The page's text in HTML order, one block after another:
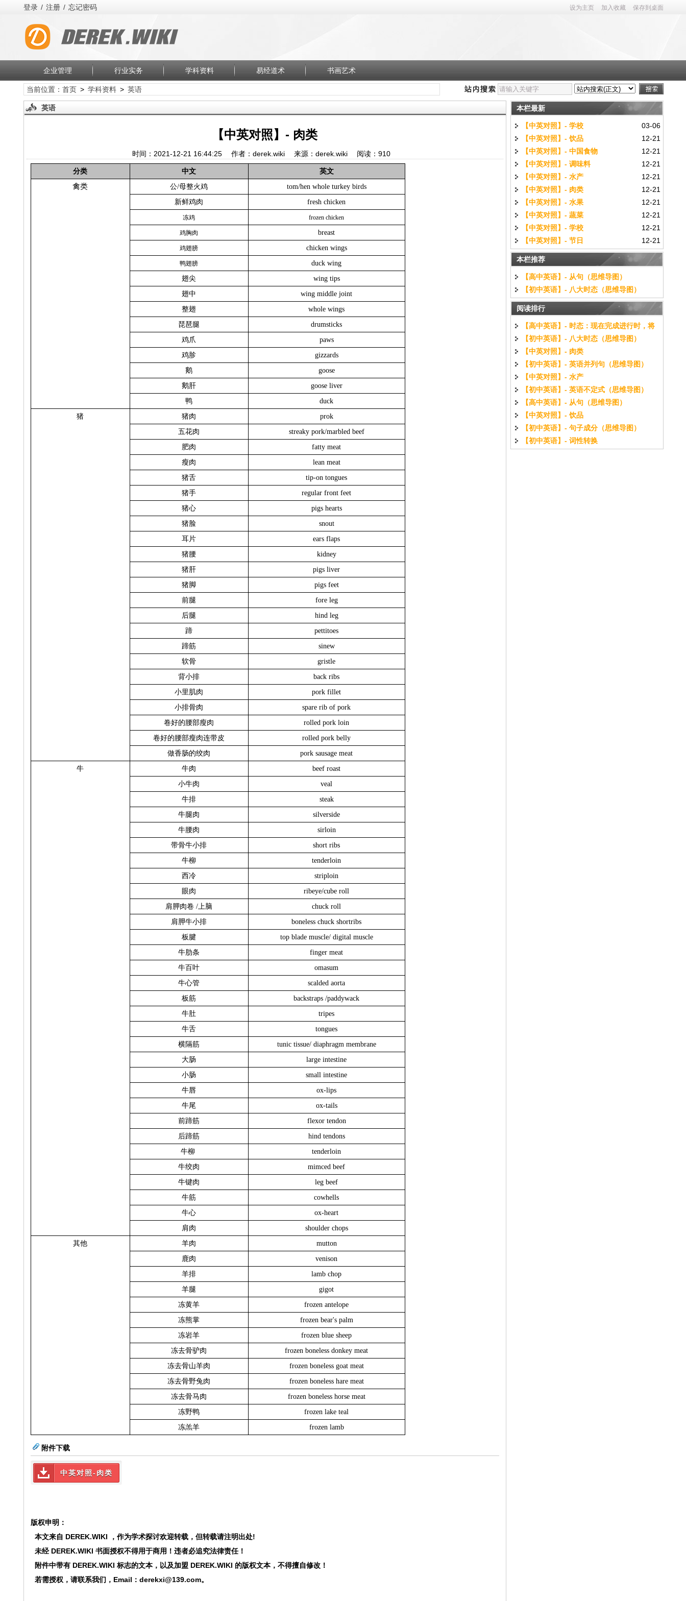
登录 / 注册 / 忘记密码 设为主页 加入收藏 保存到桌面
企业管理 行业实务 学科资料 易经道术 书画艺术
当前位置： 首页> 学科资料> 英语
英语
【中英对照】- 肉类
时间：2021-12-21 16:44:25 作者：derek.wiki 来源：derek.wiki 阅读： 910
分类 中文 英文
禽类 公/母整火鸡 tom/hen whole turkey birds
新鲜鸡肉
fresh chicken
冻鸡 frozen chicken
鸡胸肉 breast
鸡翅膀 chicken wings
鸭翅膀
duck wing
翅尖
wing tips
翅中
wing middle joint
整翅
whole wings
琵琶腿
drumsticks
鸡爪
paws
鸡胗
gizzards
鹅
goose
鹅肝
goose liver
鸭
duck
猪
猪肉
prok
五花肉
streaky pork/marbled beef
肥肉
fatty meat
瘦肉
lean meat
猪舌
tip-on tongues
猪手
regular front feet
猪心
pigs hearts
猪脸
snout
耳片
ears flaps
猪腰
kidney
猪肝
pigs liver
猪脚
pigs feet
前腿
fore leg
后腿
hind leg
蹄
pettitoes
蹄筋
sinew
软骨
gristle
背小排
back ribs
小里肌肉
pork fillet
小排骨肉
spare rib of pork
卷好的腰部瘦肉
rolled pork loin
卷好的腰部瘦肉连带皮
rolled pork belly
做香肠的绞肉
pork sausage meat
牛
牛肉
beef roast
小牛肉
veal
牛排
steak
牛腿肉
silverside
牛腰肉
sirloin
带骨牛小排
short ribs
牛柳
tenderloin
西冷
striploin
眼肉
ribeye/cube roll
肩胛肉卷 /上脑
chuck roll
肩胛牛小排
boneless chuck shortribs
板腱
top blade muscle/ digital muscle
牛肋条
finger meat
牛百叶
omasum
牛心管
scalded aorta
板筋
backstraps /paddywack
牛肚
tripes
牛舌
tongues
横隔筋
tunic tissue/ diaphragm membrane
大肠
large intestine
小肠
small intestine
牛唇
ox-lips
牛尾
ox-tails
前蹄筋
flexor tendon
后蹄筋
hind tendons
牛柳
tenderloin
牛绞肉
mimced beef
牛键肉
leg beef
牛筋
cowhells
牛心
ox-heart
肩肉
shoulder chops
其他
羊肉
mutton
鹿肉
venison
羊排
lamb chop
羊腿
gigot
冻黄羊
frozen antelope
冻熊掌
frozen bear's palm
冻岩羊
frozen blue sheep
冻去骨驴肉
frozen boneless donkey meat
冻去骨山羊肉
frozen boneless goat meat
冻去骨野兔肉
frozen boneless hare meat
冻去骨马肉
frozen boneless horse meat
冻野鸭
frozen lake teal
冻羔羊
frozen lamb
附件下载
中英对照-肉类
版权申明：
本文来自 DEREK.WIKI ，作为学术探讨欢迎转载，但转载请注明出处!
未经DEREK.WIKI 书面授权不得用于商用！违者必追究法律责任！
附件中带有DEREK.WIKI 标志的文本，以及加盟 DEREK.WIKI 的版权文本，不得擅自修改！
若需授权，请联系我们，Email：derekxi@139.com。
本栏最新
03-06
【中英对照】- 学校
12-21
【中英对照】- 饮品
12-21
【中英对照】- 中国食物
12-21
【中英对照】- 调味料
12-21
【中英对照】- 水产
12-21
【中英对照】- 肉类
12-21
【中英对照】- 水果
12-21
【中英对照】- 蔬菜
12-21
【中英对照】- 学校
12-21
【中英对照】- 节日
本栏推荐
【高中英语】- 从句（思维导图）
【初中英语】- 八大时态（思维导图）
阅读排行
【高中英语】- 时态：现在完成进行时，将
来进行时（思维导图）
【初中英语】- 八大时态（思维导图）
【中英对照】- 肉类
【初中英语】- 英语并列句（思维导图）
【中英对照】- 水产
【初中英语】- 英语不定式（思维导图）
【高中英语】- 从句（思维导图）
【中英对照】- 饮品
【初中英语】- 句子成分（思维导图）
【初中英语】- 词性转换